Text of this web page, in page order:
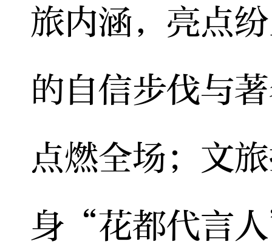
旅内涵，亮点
的自信步伐与
点燃全场；文
身“花都代言